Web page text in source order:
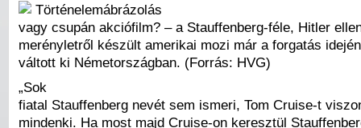
Történelemábrázolás
vagy csupán akciófilm? – a Stauffenberg-féle, Hitler
merényletről készült amerikai mozi már a forgatás
váltott ki Németországban. (Forrás: HVG)
„Sok
fiatal Stauffenberg nevét sem ismeri, Tom Cruise-t
mindenki. Ha most majd Cruise-on keresztül